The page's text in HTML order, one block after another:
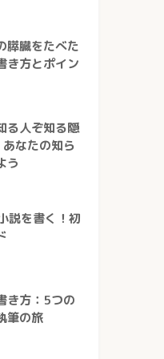
膵臓をたべた
き方とポイン
る人ぞ知る隠
なたの知ら
う
説を書く！初
き方：5つの
筆の旅